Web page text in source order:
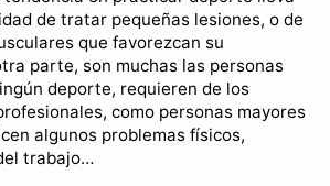
de tratar pequeñas lesiones, o de
que favorezcan su
parte, son muchas las personas
deporte, requieren de los
como personas mayores
algunos problemas físicos,
trabajo…